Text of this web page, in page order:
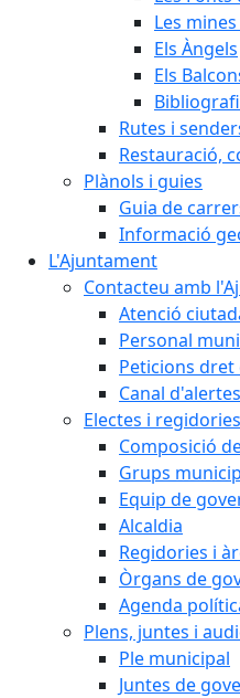
Les
Els Àngels
Els
Rutes i
Restauració,
Plànols i guies
Guia de
Informació
L'Ajuntament
Contacteu amb
Atenció
Personal
Peticions dret
Canal
Electes i regidories
Composició
Grups
Equip de
Alcaldia
Regidories i
Òrgans de
Agenda
Plens, juntes i
Ple municipal
Juntes de